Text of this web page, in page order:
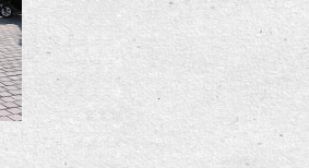
mit dem Kinderorchester